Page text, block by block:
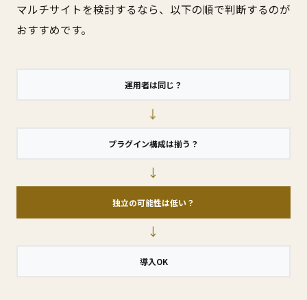
マルチサイトを検討するなら、以下の順で判断するのが
おすすめです。
運用者は同じ？
→
プラグイン構成は揃う？
→
独立の可能性は低い？
→
導入OK